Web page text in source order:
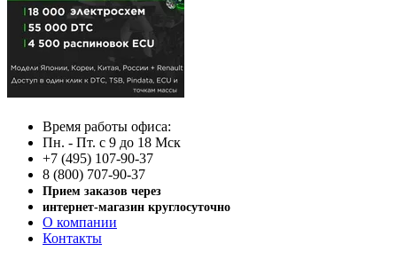
Время работы офиса:
Пн. - Пт. с 9 до 18 Мск
+7 (495) 107-90-37
8 (800) 707-90-37
Прием заказов через
интернет-магазин круглосуточно
О компании
Контакты